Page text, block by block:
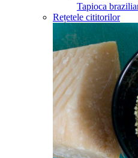
Tapioca
Rețetele cititorilor